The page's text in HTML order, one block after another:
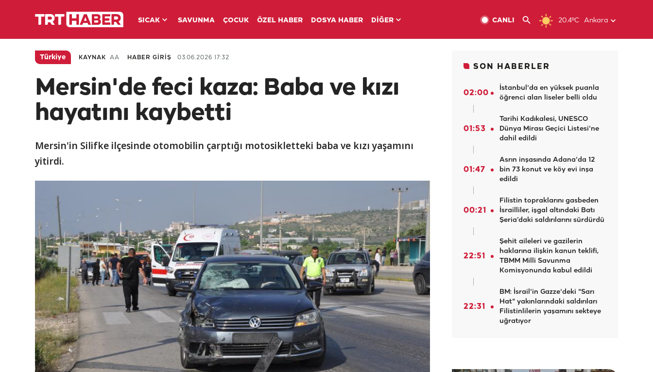
SICAK SAVUNMA ÇOCUK ÖZEL HABER DOSYA HABER DİĞER 20.4ºC Ankara
CANLI
Türkiye KAYNAK AA HABER GİRİŞ 03.06.2026 17:32
Mersin'de feci kaza: Baba ve kızı
hayatını kaybetti
Mersin'in Silifke ilçesinde otomobilin çarptığı motosikletteki baba ve kızı yaşamını
yitirdi.
SON HABERLER
02:00
İstanbul'da en yüksek puanla
öğrenci alan liseler belli oldu
01:53
Tarihi Kadıkalesi, UNESCO
Dünya Mirası Geçici Listesi'ne
dahil edildi
01:47
Asrın inşasında Adana'da 12
bin 73 konut ve köy evi inşa
edildi
00:21
Filistin topraklarını gasbeden
İsrailliler, işgal altındaki Batı
Şeria’daki saldırılarını sürdürdü
22:51
Şehit aileleri ve gazilerin
haklarına ilişkin kanun teklifi,
TBMM Milli Savunma
Komisyonunda kabul edildi
22:31
BM: İsrail'in Gazze'deki "Sarı
Hat" yakınlarındaki saldırıları
Filistinlilerin yaşamını sekteye
uğratıyor